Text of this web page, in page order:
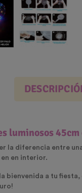
luminosos
la diferencia entre
en interior.
bienvenida a tu